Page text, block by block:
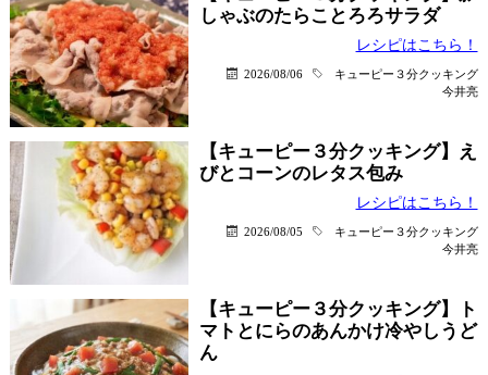
しゃぶのたらことろろサラダ
レシピはこちら！
2026/08/06
キューピー３分クッキング
今井亮
【キューピー３分クッキング】え
びとコーンのレタス包み
レシピはこちら！
2026/08/05
キューピー３分クッキング
今井亮
【キューピー３分クッキング】ト
マトとにらのあんかけ冷やしうど
ん